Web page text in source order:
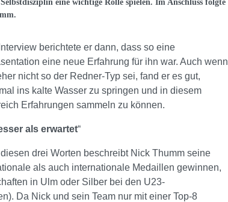
eine wichtige Rolle spielen. Im Anschluss folgte
berichtete er dann, dass so eine
eine neue Erfahrung für ihn war. Auch wenn
nicht so der Redner-Typ sei, fand er es gut,
ins kalte Wasser zu springen und in diesem
Erfahrungen sammeln zu können.
als erwartet“
diesen drei Worten beschreibt Nick Thumm seine
als auch internationale Medaillen gewinnen,
in Ulm oder Silber bei den U23-
Da Nick und sein Team nur mit einer Top-8